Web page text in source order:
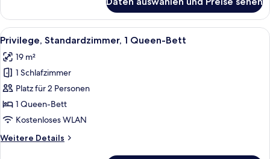
Zweibettzimmer,
2 Einzelbetten
Alle
Fotos
für
Privilege,
Standardzimmer,
1
Queen-
anzeigen
Ein Schlafzimmer mit einem grünen
12
Privilege, Standardzimmer, 1 Queen-Bett
19 m²
1 Schlafzimmer
Platz für 2 Personen
1 Queen-Bett
Kostenloses WLAN
Weitere Details
Weitere